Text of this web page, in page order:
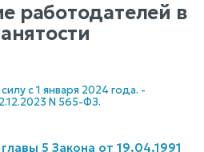
работодателей в
с 1 января 2024 года. -
N 565-ФЗ.
5 Закона от 19.04.1991